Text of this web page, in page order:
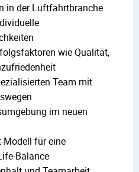
in der Luftfahrtbranche
wie Qualität,
Team mit
im neuen
Modell für eine
Balance